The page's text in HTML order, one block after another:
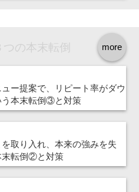
more
の本末転倒
ュー提案で、リピート率がダウ
う本末転倒③と対策
を取り入れ、本来の強みを失
末転倒②と対策